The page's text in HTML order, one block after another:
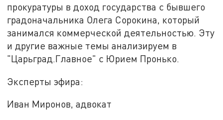
прокуратуры в доход государства с бывшего
градоначальника Олега Сорокина, который
занимался коммерческой деятельностью. Эту
и другие важные темы анализируем в
"Царьград.Главное" с Юрием Пронько.
Эксперты эфира:
Иван Миронов, адвокат